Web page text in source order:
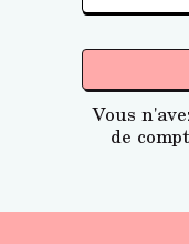
Vous
de